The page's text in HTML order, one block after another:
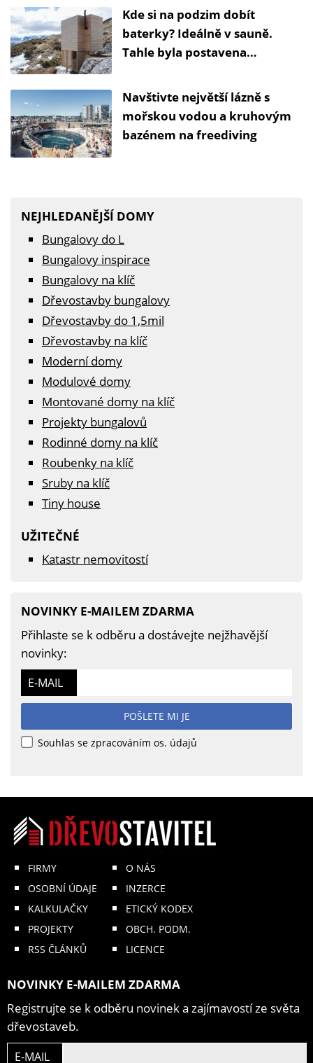
Kde si na podzim dobít
baterky? Ideálně v sauně.
Tahle byla postavena
Navštivte největší lázně s
mořskou vodou a kruhovým
bazénem na freediving
NEJHLEDANĚJŠÍ DOMY
Bungalovy do L
Bungalovy inspirace
Bungalovy na klíč
Dřevostavby bungalovy
Dřevostavby do 1,5mil
Dřevostavby na klíč
Moderní domy
Modulové domy
Montované domy na klíč
Projekty bungalovů
Rodinné domy na klíč
Roubenky na klíč
Sruby na klíč
Tiny house
UŽITEČNÉ
Katastr nemovitostí
NOVINKY E-MAILEM ZDARMA
Přihlaste se k odběru a dostávejte nejžhavější
novinky:
E-MAIL
POŠLETE MI JE
Souhlas se zpracováním os. údajů
FIRMY
OSOBNÍ ÚDAJE
KALKULAČKY
PROJEKTY
RSS ČLÁNKŮ
O NÁS
INZERCE
ETICKÝ KODEX
OBCH. PODM.
LICENCE
NOVINKY E-MAILEM ZDARMA
Registrujte se k odběru novinek a zajímavostí ze světa
dřevostaveb.
E-MAIL